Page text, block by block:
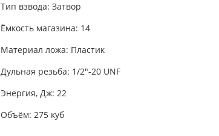
Тип взвода: Затвор
Ёмкость магазина: 14
Материал ложа: Пластик
Дульная резьба: 1/2″-20 UNF
Энергия, Дж: 22
Объём: 275 куб